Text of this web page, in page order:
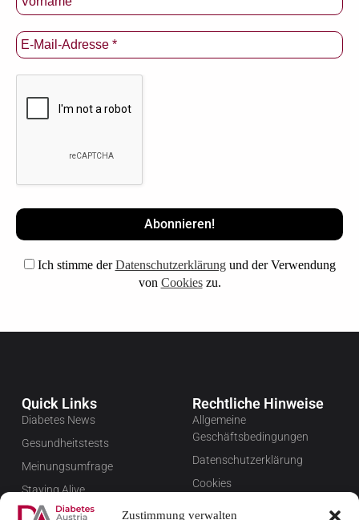
Zustimmung verwalten
Ich stimme derDatenschutzerklärungund der Verwendung
von Cookieszu.
Quick Links
Diabetes News
Gesundheitstests
Meinungsumfrage
Staying Alive
Favoriten
Rechtliche Hinweise
Allgemeine
Geschäftsbedingungen
Datenschutzerklärung
Cookies